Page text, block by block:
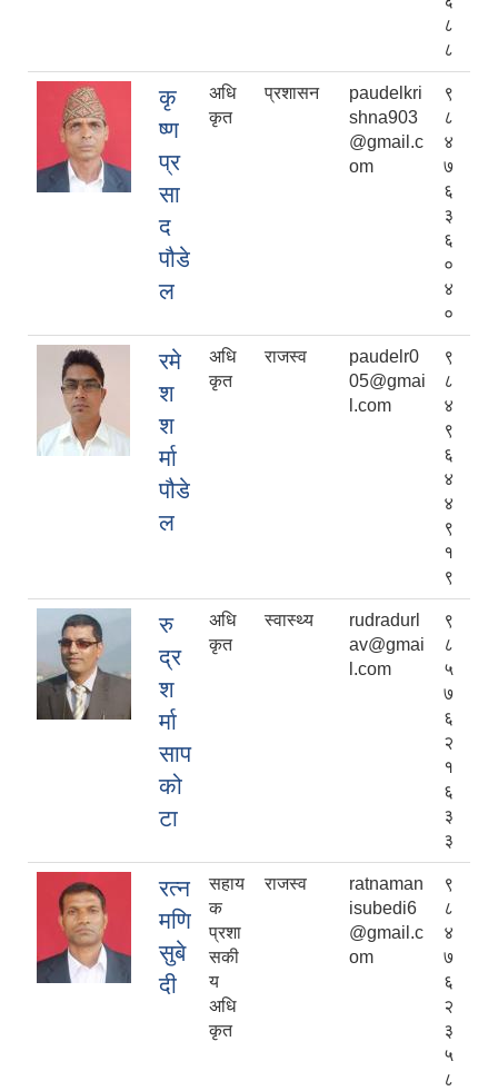
८
८
कृ
ष्ण
प्र
सा
द
पौडे
ल
अधि
कृत
प्रशासन
paudelkri
shna903
@gmail.c
om
९
८
४
७
६
३
६
०
४
०
रमे
श
श
र्मा
पौडे
ल
अधि
कृत
राजस्व
paudelr0
05@gmai
l.com
९
८
४
९
६
४
४
९
१
९
रु
द्र
श
र्मा
साप
को
टा
अधि
कृत
स्वास्थ्य
rudradurl
av@gmai
l.com
९
८
५
७
६
२
१
६
३
३
रत्न
मणि
सुबे
दी
सहाय
क
प्रशा
सकी
य
अधि
कृत
राजस्व
ratnaman
isubedi6
@gmail.c
om
९
८
४
७
६
२
३
५
८